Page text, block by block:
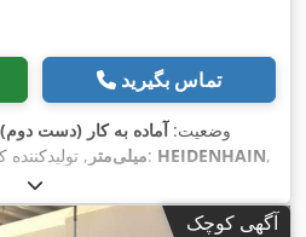
تماس بگیرید
وضعیت:آماده به کار (دست دوم)
۱٬۷۶۰ میلی‌متر, تولیدکننده کنترلر: HEIDENHAIN,
۶٬۰۰۰
آگهی کوچک